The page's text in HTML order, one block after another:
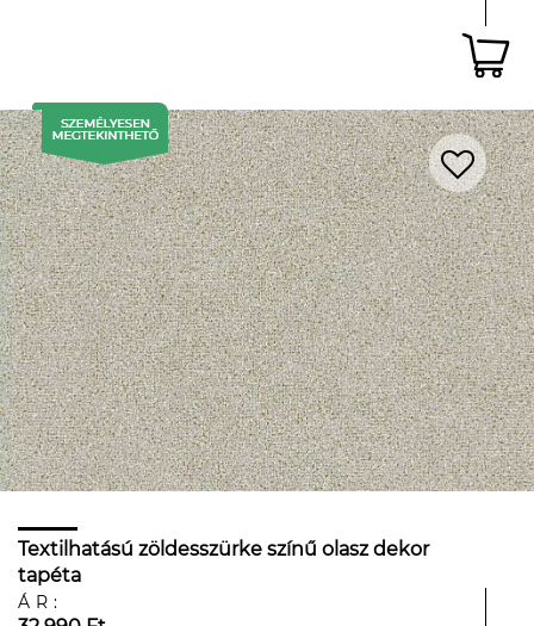
Textilhatású zöldesszürke színű olasz dekor
tapéta
ÁR: